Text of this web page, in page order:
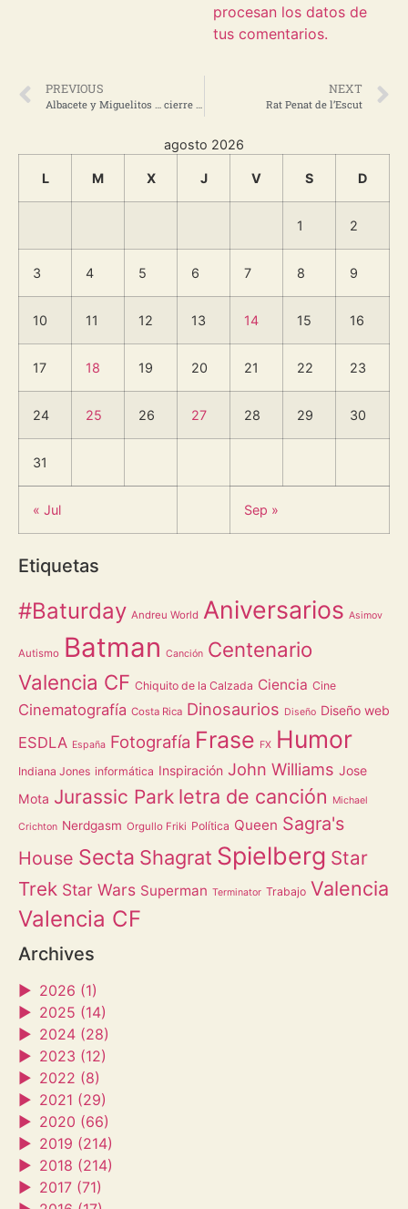
procesan los datos de
tus comentarios.
PREVIOUS
Albacete y Miguelitos … cierre verano?
NEXT
Rat Penat de l’Escut
agosto 2026
L M X J V S D
1 2
3 4 5 6 7 8 9
10 11 12 13 14 15 16
17 18 19 20 21 22 23
24 25 26 27 28 29 30
31
« Jul Sep »
Etiquetas
#Baturday Andreu World Aniversarios Asimov
Autismo Batman Canción Centenario
Valencia CF Chiquito de la Calzada Ciencia Cine
Cinematografía Costa Rica Dinosaurios Diseño Diseño web
ESDLA España Fotografía Frase FX Humor
Indiana Jones informática Inspiración John Williams Jose
Mota Jurassic Park letra de canción Michael
Crichton Nerdgasm Orgullo Friki Política Queen Sagra's
House Secta Shagrat Spielberg Star
Trek Star Wars Superman Terminator Trabajo Valencia
Valencia CF
Archives
► 2026 (1)
► 2025 (14)
► 2024 (28)
► 2023 (12)
► 2022 (8)
► 2021 (29)
► 2020 (66)
► 2019 (214)
► 2018 (214)
► 2017 (71)